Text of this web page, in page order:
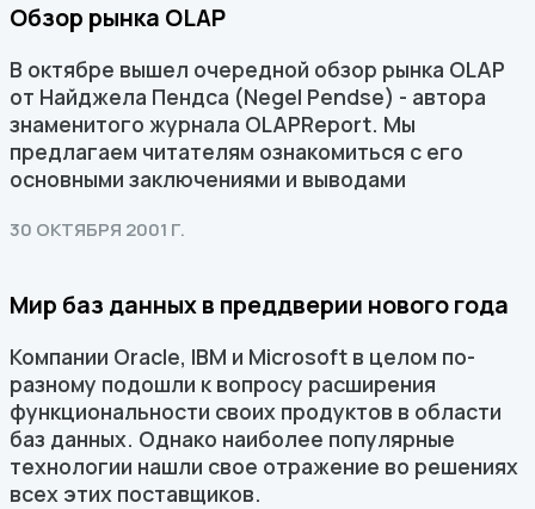
Обзор рынка OLAP
В октябре вышел очередной обзор рынка OLAP
от Найджела Пендса (Negel Pendse) - автора
знаменитого журнала OLAPReport. Мы
предлагаем читателям ознакомиться с его
основными заключениями и выводами
30 ОКТЯБРЯ 2001 Г.
Мир баз данных в преддверии нового года
Компании Oracle, IBM и Microsoft в целом по-
разному подошли к вопросу расширения
функциональности своих продуктов в области
баз данных. Однако наиболее популярные
технологии нашли свое отражение во решениях
всех этих поставщиков.